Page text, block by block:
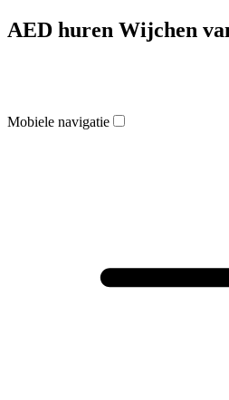
AED huren Wijchen
Mobiele navigatie